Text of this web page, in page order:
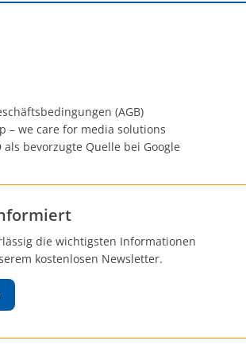
(AGB)
– we care for media solutions
als bevorzugte Quelle bei Google
die wichtigsten Informationen
kostenlosen Newsletter.